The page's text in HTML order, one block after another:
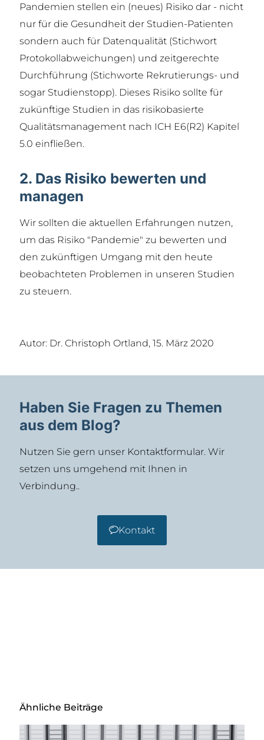
Pandemien stellen ein (neues) Risiko dar - nicht
nur für die Gesundheit der Studien-Patienten
sondern auch für Datenqualität (Stichwort
Protokollabweichungen) und zeitgerechte
Durchführung (Stichworte Rekrutierungs- und
sogar Studienstopp). Dieses Risiko sollte für
zukünftige Studien in das risikobasierte
Qualitätsmanagement nach ICH E6(R2) Kapitel
5.0 einfließen.
2. Das Risiko bewerten und
managen
Wir sollten die aktuellen Erfahrungen nutzen,
um das Risiko "Pandemie" zu bewerten und
den zukünftigen Umgang mit den heute
beobachteten Problemen in unseren Studien
zu steuern.
Autor: Dr. Christoph Ortland, 15. März 2020
Haben Sie Fragen zu Themen
aus dem Blog?
Nutzen Sie gern unser Kontaktformular. Wir
setzen uns umgehend mit Ihnen in
Verbindung..
Kontakt
Ähnliche Beiträge